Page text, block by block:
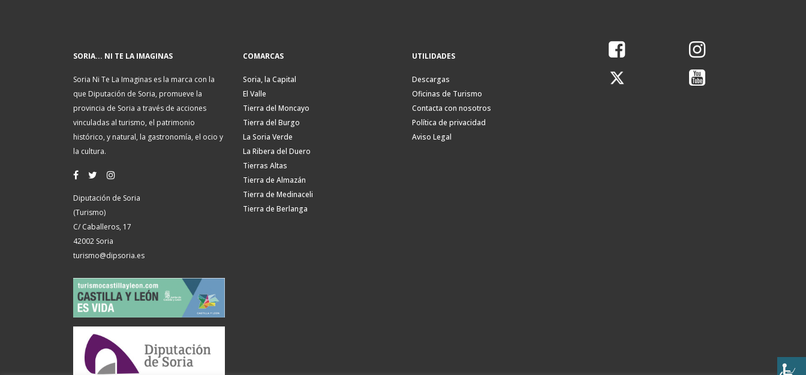
SORIA... NI TE LA IMAGINAS
Soria Ni Te La Imaginas es la marca con la
que Diputación de Soria, promueve la
provincia de Soria a través de acciones
vinculadas al turismo, el patrimonio
histórico, y natural, la gastronomía, el ocio y
la cultura.
Diputación de Soria
(Turismo)
C/ Caballeros, 17
42002 Soria
turismo@dipsoria.es
COMARCAS
Soria, la Capital
El Valle
Tierra del Moncayo
Tierra del Burgo
La Soria Verde
La Ribera del Duero
Tierras Altas
Tierra de Almazán
Tierra de Medinaceli
Tierra de Berlanga
UTILIDADES
Descargas
Oficinas de Turismo
Contacta con nosotros
Política de privacidad
Aviso Legal